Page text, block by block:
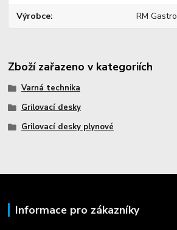
Výrobce RM Gastro
Zboží zařazeno v kategoriích
Varná technika
Grilovací desky
Grilovací desky plynové
Informace pro zákazníky